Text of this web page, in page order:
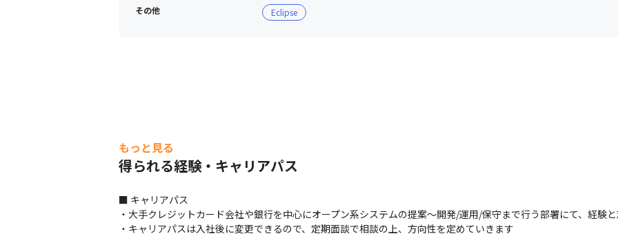
その他 Eclipse
もっと見る
得られる経験・キャリアパス
■ キャリアパス
・大手クレジットカード会社や銀行を中心にオープン系システムの提案～開発/運用/保守まで行う部署にて、経験
・キャリアパスは入社後に変更できるので、定期面談で相談の上、方向性を定めていきます